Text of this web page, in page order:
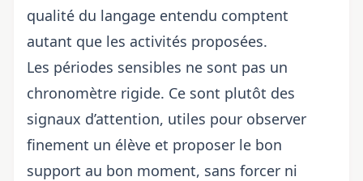
qualité du langage entendu comptent
autant que les activités proposées.
Les périodes sensibles ne sont pas un
chronomètre rigide. Ce sont plutôt des
signaux d’attention, utiles pour observer
finement un élève et proposer le bon
support au bon moment, sans forcer ni